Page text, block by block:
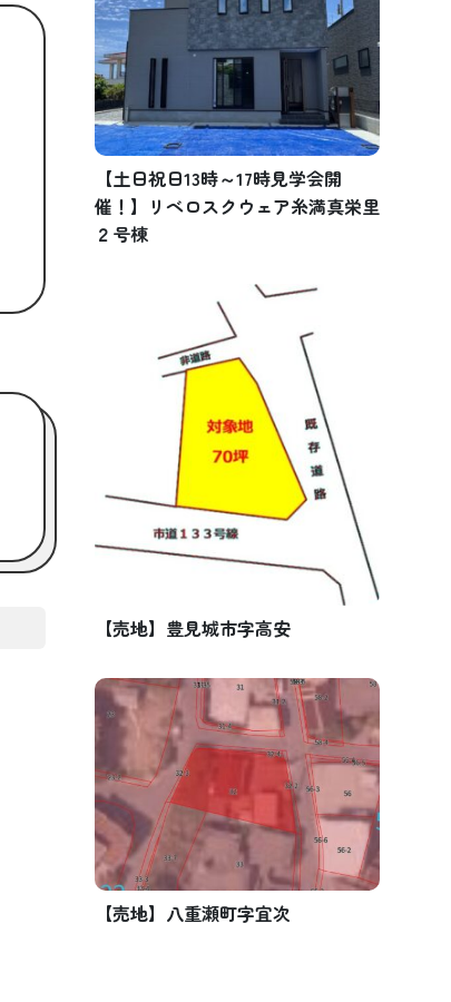
【土日祝日13時～17時見学会開
催！】リベロスクウェア糸満真栄里
２号棟
【売地】豊見城市字高安
【売地】八重瀬町字宜次